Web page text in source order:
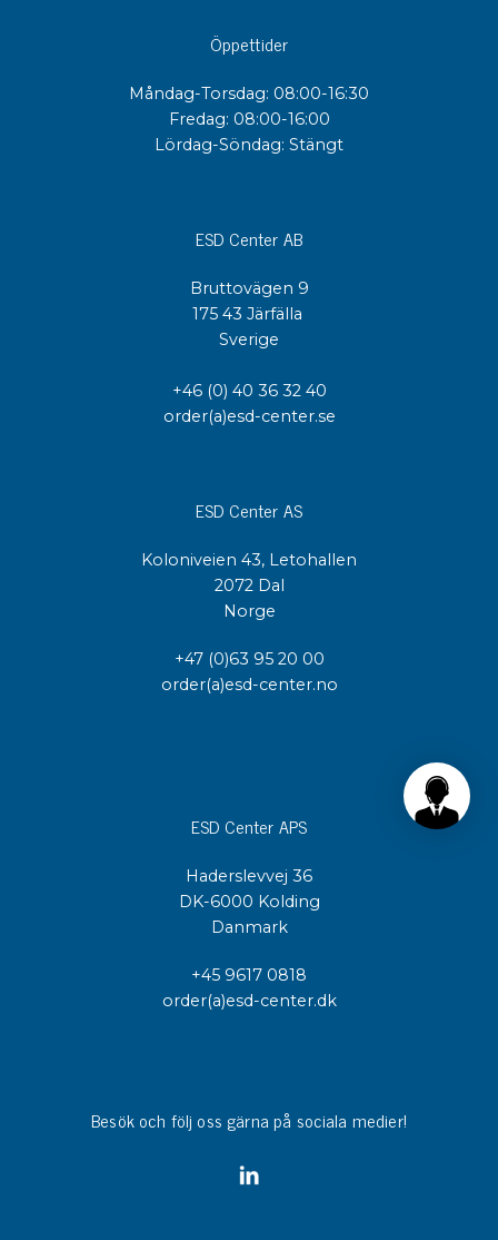
Öppettider
Måndag-Torsdag: 08:00-16:30
Fredag: 08:00-16:00
Lördag-Söndag: Stängt
ESD Center AB
Bruttovägen 9
175 43 Järfälla
Sverige
+46 (0) 40 36 32 40
order(a)esd-center.se
ESD Center AS
Koloniveien 43, Letohallen
2072 Dal
Norge
+47 (0)63 95 20 00
order(a)esd-center.no
ESD Center APS
Haderslevvej 36
DK-6000 Kolding
Danmark
+45 9617 0818
order(a)esd-center.dk
Besök och följ oss gärna på sociala medier!